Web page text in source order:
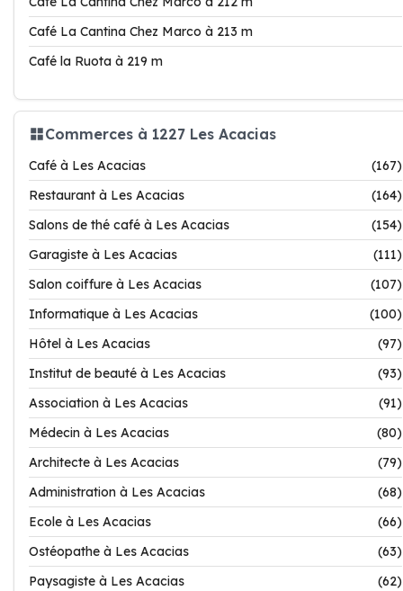
Café La Cantina Chez Marco à 213 m
Café la Ruota à 219 m
Commerces à 1227 Les Acacias
Café à Les Acacias
(167)
Restaurant à Les Acacias
(164)
Salons de thé café à Les Acacias
(154)
Garagiste à Les Acacias
(111)
Salon coiffure à Les Acacias
(107)
Informatique à Les Acacias
(100)
Hôtel à Les Acacias
(97)
Institut de beauté à Les Acacias
(93)
Association à Les Acacias
(91)
Médecin à Les Acacias
(80)
Architecte à Les Acacias
(79)
Administration à Les Acacias
(68)
Ecole à Les Acacias
(66)
Ostéopathe à Les Acacias
(63)
Paysagiste à Les Acacias
(62)